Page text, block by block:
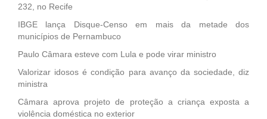
232, no Recife
IBGE lança Disque-Censo em mais da metade dos
municípios de Pernambuco
Paulo Câmara esteve com Lula e pode virar ministro
Valorizar idosos é condição para avanço da sociedade, diz
ministra
Câmara aprova projeto de proteção a criança exposta a
violência doméstica no exterior